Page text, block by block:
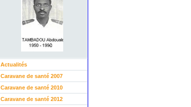
Actualités
Caravane de santé 2007
Caravane de santé 2010
Caravane de santé 2012